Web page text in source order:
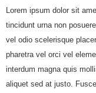
Lorem ipsum dolor sit
tincidunt urna non
vel odio scelerisque
pharetra vel orci vel
interdum magna quis
aliquet sed at justo.